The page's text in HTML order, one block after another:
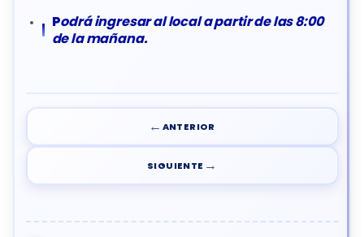
Podrá ingresar al local a partir de las 8:00
de la mañana.
← ANTERIOR
SIGUIENTE →